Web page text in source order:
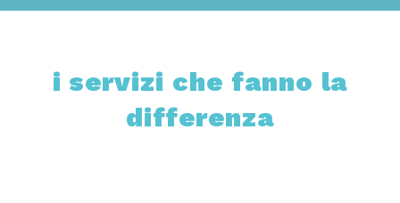
i servizi che fanno la
differenza